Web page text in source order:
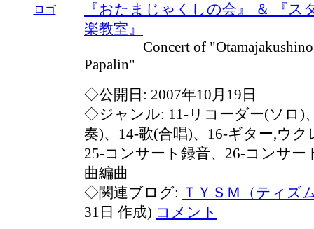
『おたまじゃくしの会』 ＆ 『ス
楽教室』
Concert of "Otamajakushino
Papalin"
◇公開日: 2007年10月19日
◇ジャンル: 11-リコーダー(ソロ)
奏)、14-歌(合唱)、16-ギター,ウ
25-コンサート録音、26-コンサー
曲編曲
◇関連ブログ: ＴＹＳＭ（ティズ
31日 作成) コメント